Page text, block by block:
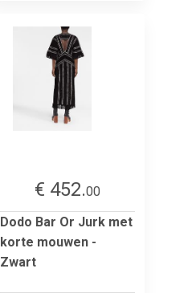
€ 452.00
Dodo Bar Or Jurk met
korte mouwen -
Zwart